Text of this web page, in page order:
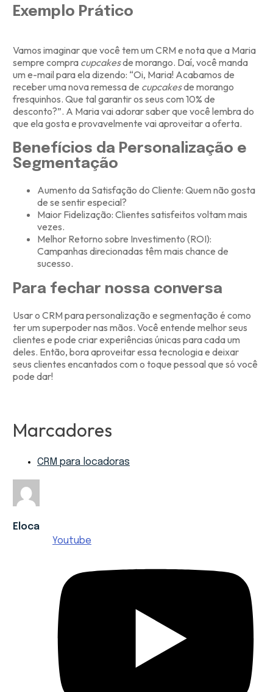
Exemplo Prático
Vamos imaginar que você tem um CRM e nota que a Maria
sempre compra cupcakesde morango. Daí, você manda
um e-mail para ela dizendo: “Oi, Maria! Acabamos de
receber uma nova remessa de cupcakesde morango
fresquinhos. Que tal garantir os seus com 10% de
desconto?”. A Maria vai adorar saber que você lembra do
que ela gosta e provavelmente vai aproveitar a oferta.
Benefícios da Personalização e
Segmentação
Aumento da Satisfação do Cliente: Quem não gosta
de se sentir especial?
Maior Fidelização: Clientes satisfeitos voltam mais
vezes.
Melhor Retorno sobre Investimento (ROI):
Campanhas direcionadas têm mais chance de
sucesso.
Para fechar nossa conversa
Usar o CRM para personalização e segmentação é como
ter um superpoder nas mãos. Você entende melhor seus
clientes e pode criar experiências únicas para cada um
deles. Então, bora aproveitar essa tecnologia e deixar
seus clientes encantados com o toque pessoal que só você
pode dar!
Marcadores
CRM para locadoras
Eloca
Youtube